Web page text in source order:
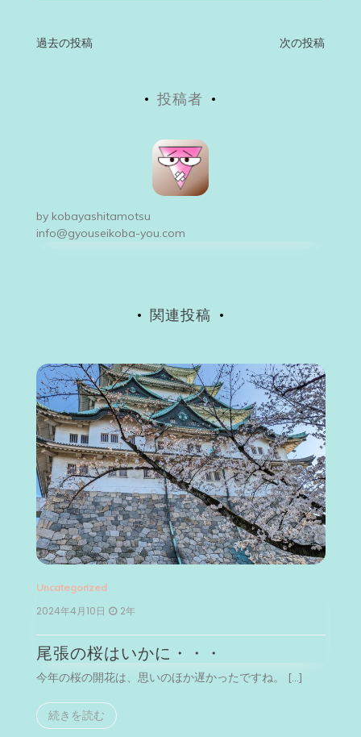
投
ー
シ
過去の投稿 次の投稿
投稿者
by kobayashitamotsu
info@gyouseikoba-you.com
関連投稿
Uncategorized
2024年4月10日 2年
尾張の桜はいかに・・・
今年の桜の開花は、思いのほか遅かったですね。 […]
続きを読む